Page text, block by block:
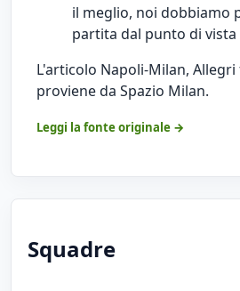
il meglio, noi dobbiamo
partita dal punto di vista
L'articolo Napoli-Milan, Allegri
proviene da Spazio Milan.
Leggi la fonte originale →
Squadre